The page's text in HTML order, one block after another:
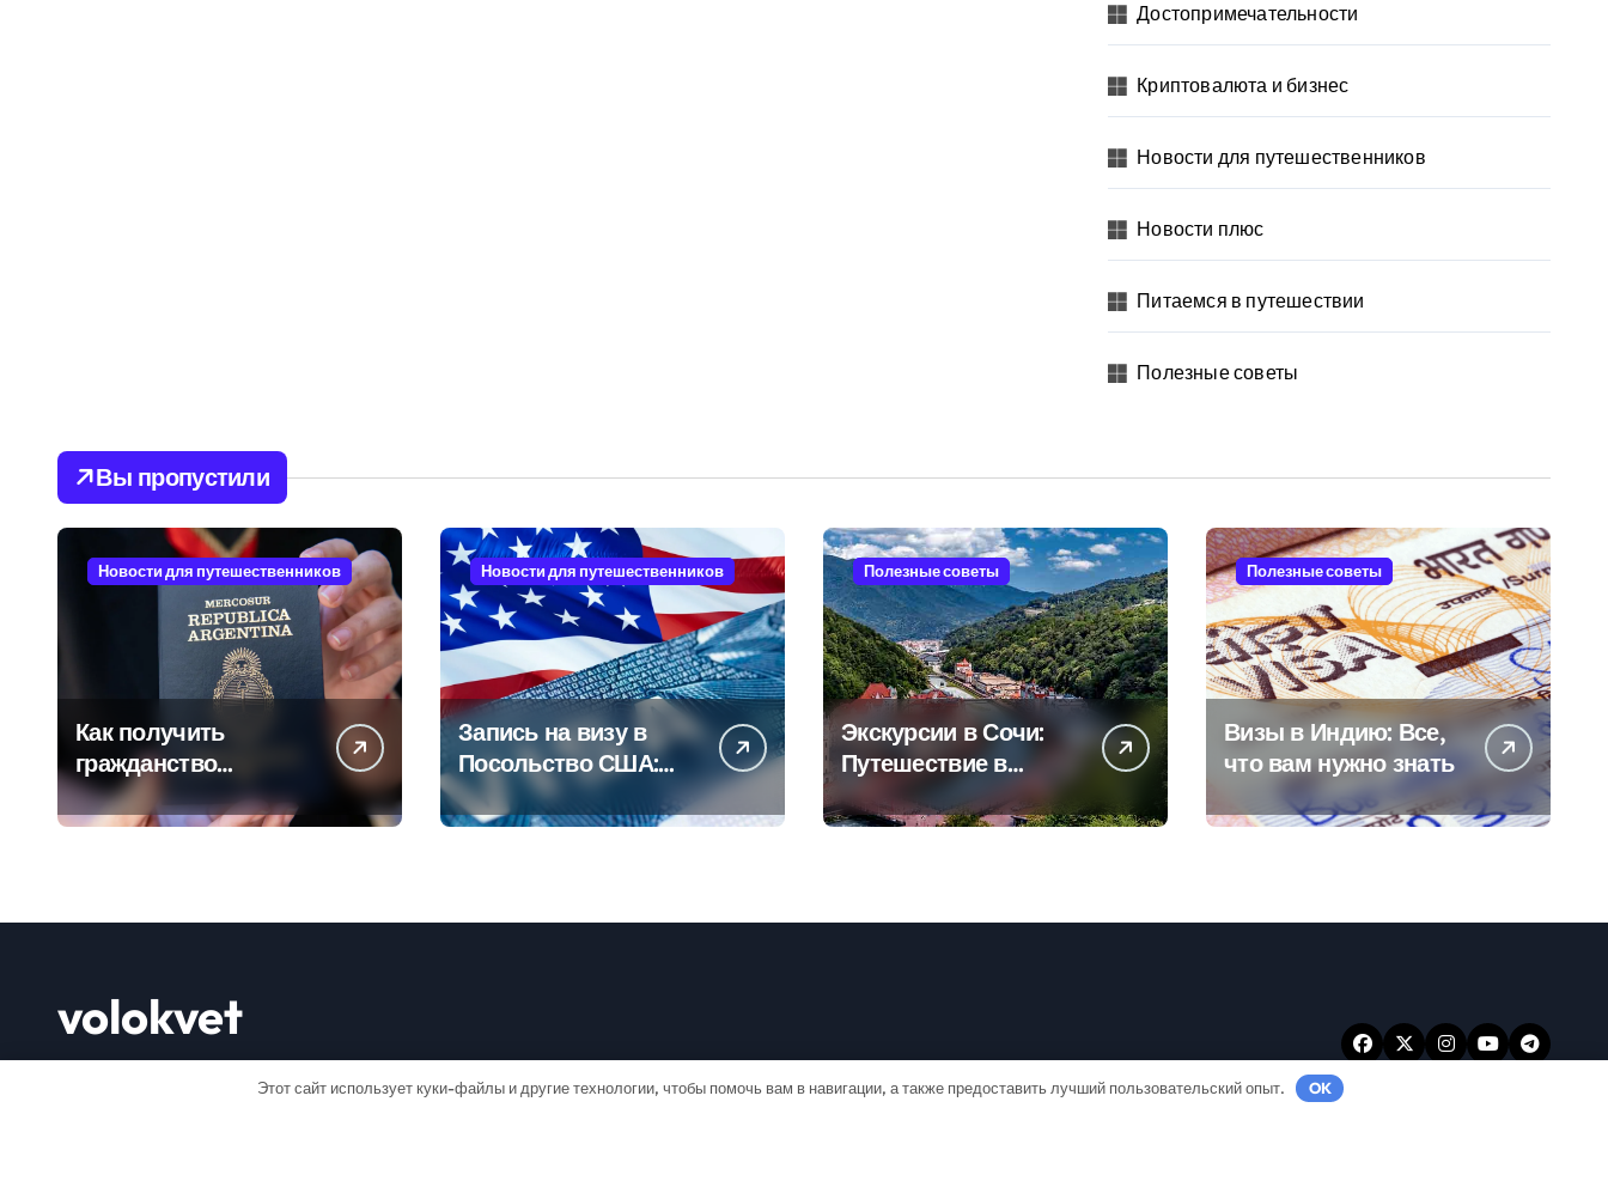
Достопримечательности
Криптовалюта и бизнес
Новости для путешественников
Новости плюс
Питаемся в путешествии
Полезные советы
Вы пропустили
Новости для путешественников
Как получить
гражданство
Аргентины: Полное
руководство
Новости для путешественников
Запись на визу в
Посольство США:
Пошаговое
руководство
Полезные советы
Экскурсии в Сочи:
Путешествие в
сердце
Черноморского
Полезные советы
Визы в Индию: Все,
что вам нужно знать
volokvet
Этот сайт использует куки-файлы и другие технологии, чтобы помочь вам в навигации, а также предоставить лучший пользовательский опыт. OK